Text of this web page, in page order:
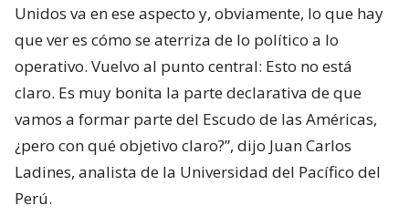
Unidos va en ese aspecto y, obviamente, lo que hay
que ver es cómo se aterriza de lo político a lo
operativo. Vuelvo al punto central: Esto no está
claro. Es muy bonita la parte declarativa de que
vamos a formar parte del Escudo de las Américas,
¿pero con qué objetivo claro?”, dijo Juan Carlos
Ladines, analista de la Universidad del Pacífico del
Perú.